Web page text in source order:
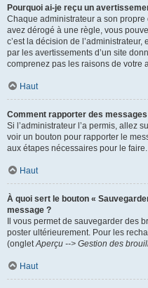
Pourquoi ai-je reçu un
Chaque administrateur a son
avez dérogé à une règle, vous
c’est la décision de
par les avertissements d’un site
comprenez pas les raisons de votre
Haut
Comment rapporter des
Si l’administrateur l’a permis, allez
voir un bouton pour rapporter le
aux étapes nécessaires pour le faire.
Haut
À quoi sert le bouton «
message ?
Il vous permet de sauvegarder des
poster ultérieurement. Pour les
(ongletAperçu --> Gestion des
Haut